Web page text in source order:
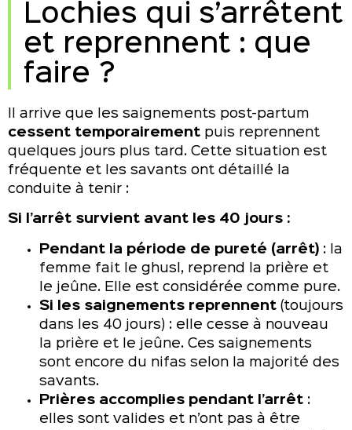
Lochies qui s’arrêtent
et reprennent : que
faire ?
Il arrive que les saignements post-partum
cessent temporairement puis reprennent
quelques jours plus tard. Cette situation est
fréquente et les savants ont détaillé la
conduite à tenir :
Si l’arrêt survient avant les 40 jours :
Pendant la période de pureté (arrêt) : la
femme fait le ghusl, reprend la prière et
le jeûne. Elle est considérée comme pure.
Si les saignements reprennent (toujours
dans les 40 jours) : elle cesse à nouveau
la prière et le jeûne. Ces saignements
sont encore du nifas selon la majorité des
savants.
Prières accomplies pendant l’arrêt :
elles sont valides et n’ont pas à être